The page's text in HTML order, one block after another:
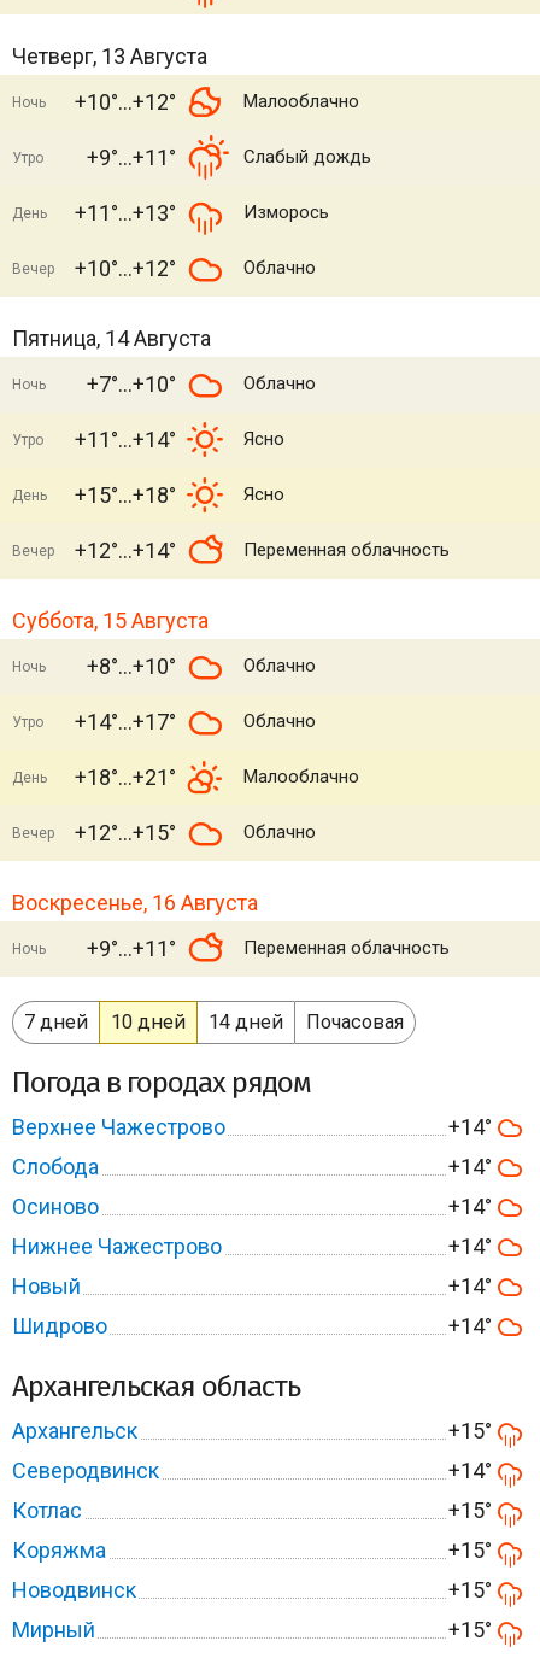
Четверг, 13 Августа
Ночь +10° +12° Малооблачно
Утро +9° +11° Слабый дождь
День +11° +13° Изморось
Вечер +10° +12° Облачно
Пятница, 14 Августа
Ночь +7° +10° Облачно
Утро +11° +14° Ясно
День +15° +18° Ясно
Вечер +12° +14° Переменная облачность
Суббота, 15 Августа
Ночь +8° +10° Облачно
Утро +14° +17° Облачно
День +18° +21° Малооблачно
Вечер +12° +15° Облачно
Воскресенье, 16 Августа
Ночь +9° +11° Переменная облачность
7 дней 10 дней 14 дней Почасовая
Погода в городах рядом
Верхнее Чажестрово
+14°
Слобода
+14°
Осиново
+14°
Нижнее Чажестрово
+14°
Новый
+14°
Шидрово
+14°
Архангельская область
Архангельск
+15°
Северодвинск
+14°
Котлас
+15°
Коряжма
+15°
Новодвинск
+15°
Мирный
+15°